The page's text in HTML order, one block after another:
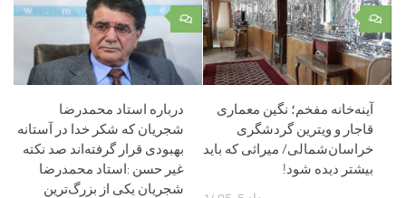
۰
درباره استاد محمدرضا
شجریان که شکر خدا در آستانه
بهبودی قرار گرفته‌اند صد نکته
غیر حسن :استاد محمدرضا
شجریان یکی از بزرگ‌ترین
۰
آینه‌خانه مفخم؛ نگین معماری
قاجار و ویترین گردشگری
خراسان‌شمالی/ میراثی که باید
بیشتر دیده شود!